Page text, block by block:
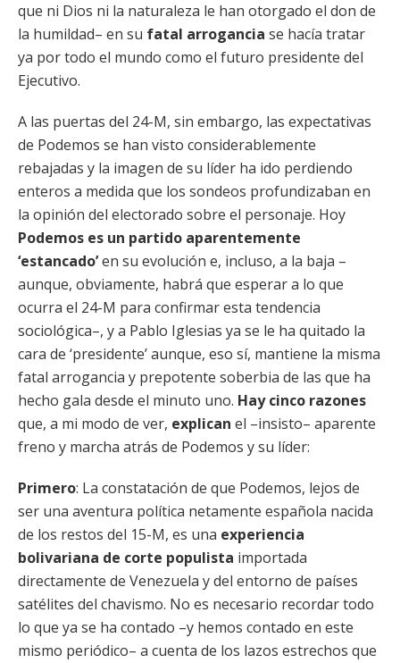
que ni Dios ni la naturaleza le han otorgado el don de
la humildad– en su fatal arrogancia se hacía tratar
ya por todo el mundo como el futuro presidente del
Ejecutivo.
A las puertas del 24-M, sin embargo, las expectativas
de Podemos se han visto considerablemente
rebajadas y la imagen de su líder ha ido perdiendo
enteros a medida que los sondeos profundizaban en
la opinión del electorado sobre el personaje. Hoy
Podemos es un partido aparentemente
‘estancado’en su evolución e, incluso, a la baja –
aunque, obviamente, habrá que esperar a lo que
ocurra el 24-M para confirmar esta tendencia
sociológica–, y a Pablo Iglesias ya se le ha quitado la
cara de ‘presidente’ aunque, eso sí, mantiene la misma
fatal arrogancia y prepotente soberbia de las que ha
hecho gala desde el minuto uno. Hay cinco razones
que, a mi modo de ver, explican el –insisto– aparente
freno y marcha atrás de Podemos y su líder:
Primero: La constatación de que Podemos, lejos de
ser una aventura política netamente española nacida
de los restos del 15-M, es una experiencia
bolivariana de corte populista importada
directamente de Venezuela y del entorno de países
satélites del chavismo. No es necesario recordar todo
lo que ya se ha contado –y hemos contado en este
mismo periódico– a cuenta de los lazos estrechos que